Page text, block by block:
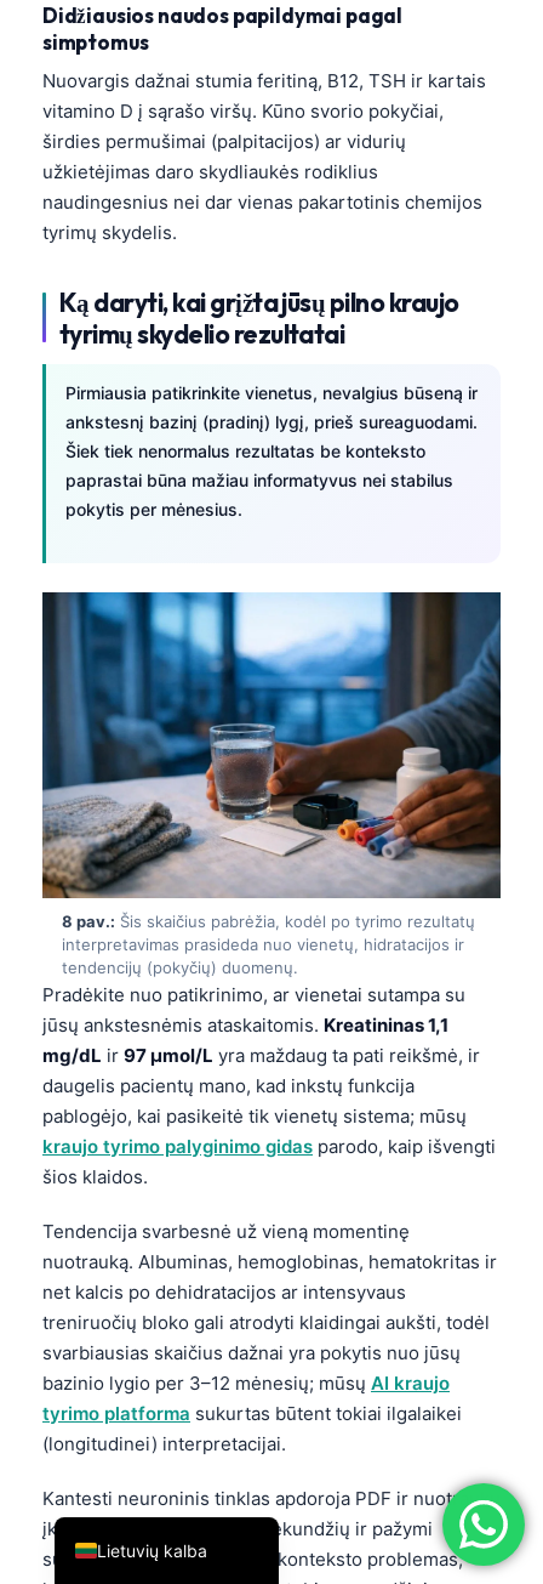
Didžiausios naudos papildymai pagal
simptomus
Nuovargis dažnai stumia feritiną, B12, TSH ir kartais
vitamino D į sąrašo viršų. Kūno svorio pokyčiai,
širdies permušimai (palpitacijos) ar vidurių
užkietėjimas daro skydliaukės rodiklius
naudingesnius nei dar vienas pakartotinis chemijos
tyrimų skydelis.
Ką daryti, kai grįžta jūsų pilno kraujo
tyrimų skydelio rezultatai
Pirmiausia patikrinkite vienetus, nevalgius būseną ir
ankstesnį bazinį (pradinį) lygį, prieš sureaguodami.
Šiek tiek nenormalus rezultatas be konteksto
paprastai būna mažiau informatyvus nei stabilus
pokytis per mėnesius.
8 pav.: Šis skaičius pabrėžia, kodėl po tyrimo rezultatų
interpretavimas prasideda nuo vienetų, hidratacijos ir
tendencijų (pokyčių) duomenų.
Pradėkite nuo patikrinimo, ar vienetai sutampa su
jūsų ankstesnėmis ataskaitomis. Kreatininas 1,1
mg/dL ir 97 µmol/L yra maždaug ta pati reikšmė, ir
daugelis pacientų mano, kad inkstų funkcija
pablogėjo, kai pasikeitė tik vienetų sistema; mūsų
kraujo tyrimo palyginimo gidas parodo, kaip išvengti
šios klaidos.
Tendencija svarbesnė už vieną momentinę
nuotrauką. Albuminas, hemoglobinas, hematokritas ir
net kalcis po dehidratacijos ar intensyvaus
treniruočių bloko gali atrodyti klaidingai aukšti, todėl
svarbiausias skaičius dažnai yra pokytis nuo jūsų
bazinio lygio per 3–12 mėnesių; mūsų AI kraujo
tyrimo platforma sukurtas būtent tokiai ilgalaikei
(longitudinei) interpretacijai.
Kantesti neuroninis tinklas apdoroja PDF ir nuotraukų
įkėlimus per maždaug 60 sekundžių ir pažymi
sutapimus, praleidimus bei konteksto problemas,
Lietuvių kalba
English
العربية
Français
עִבְרִית
Italiano
Español
Português
Ελληνικά
Türkçe
Română
简体中文
فارسی
Български
Dansk
Nederlands
हिन्दी
Bahasa Indonesia
Հայերեն
Íslenska
Српски језик
Svenska
Bosanski
Azərbaycan dili
日本語
Čeština
ქართული
Русский
Polski
한국어
Magyar
Shqip
বাংলা
اردو
मराठी
తెలుగు